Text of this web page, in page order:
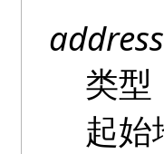
address
类型
起始